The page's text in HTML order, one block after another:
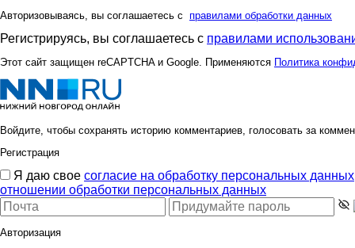
Авторизовываясь, вы соглашаетесь с правилами обработки данных
Регистрируясь, вы соглашаетесь с правилами
Этот сайт защищен reCAPTCHA и Google. Применяются Политика
Войдите, чтобы сохранять историю комментариев, голосовать за
Регистрация
Я даю свое согласие на обработку персональных данных
отношении обработки персональных данных
Авторизация